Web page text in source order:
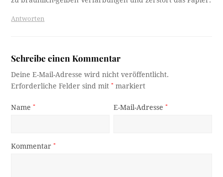
Antworten
Schreibe einen Kommentar
Deine E-Mail-Adresse wird nicht veröffentlicht.
Erforderliche Felder sind mit* markiert
Name* E-Mail-Adresse*
Kommentar*